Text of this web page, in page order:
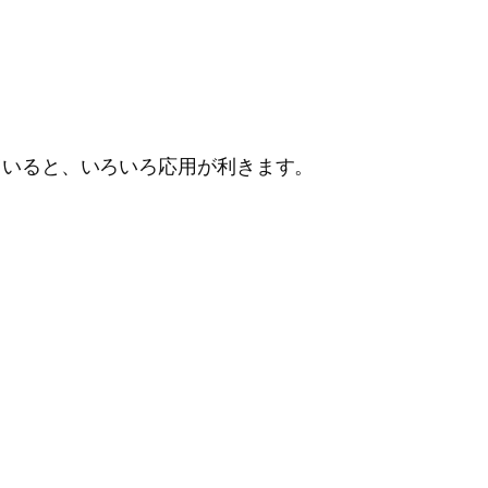
ると、いろいろ応用が利きます。